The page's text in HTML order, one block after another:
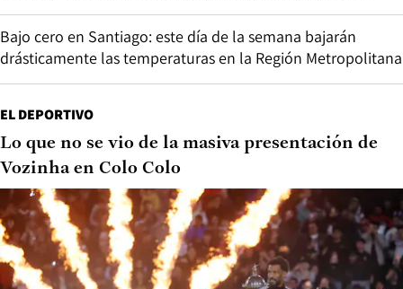
Bajo cero en Santiago: este día de la semana bajarán
drásticamente las temperaturas en la Región Metropolitana
EL DEPORTIVO
Lo que no se vio de la masiva presentación de
Vozinha en Colo Colo